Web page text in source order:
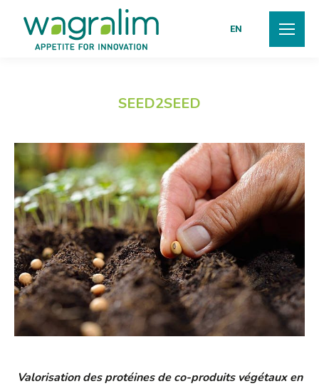
EN
SEED2SEED
Valorisation des protéines de co-produits végétaux en